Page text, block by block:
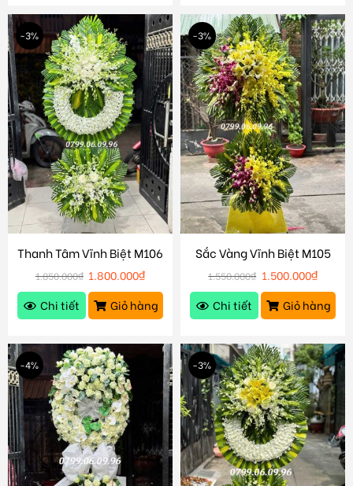
-3%
Thanh Tâm Vĩnh Biệt M106
1.850.000₫ 1.800.000₫
Chi tiết
Giỏ hàng
-3%
Sắc Vàng Vĩnh Biệt M105
1.550.000₫ 1.500.000₫
Chi tiết
Giỏ hàng
-4% -3%